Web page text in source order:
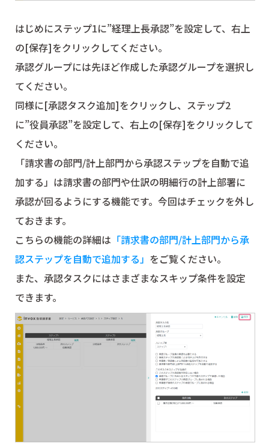
はじめにステップ1に”経理上長承認”を設定して、右上
の[保存]をクリックしてください。
承認グループには先ほど作成した承認グループを選択し
てください。
同様に[承認タスク追加]をクリックし、ステップ2
に”役員承認”を設定して、右上の[保存]をクリックして
ください。
「請求書の部門/計上部門から承認ステップを自動で追
加する」は請求書の部門や仕訳の明細行の計上部署に
承認が回るようにする機能です。今回はチェックを外し
ておきます。
こちらの機能の詳細は 「請求書の部門/計上部門から承
認ステップを自動で追加する」 をご覧ください。
また、承認タスクにはさまざまなスキップ条件を設定
できます。